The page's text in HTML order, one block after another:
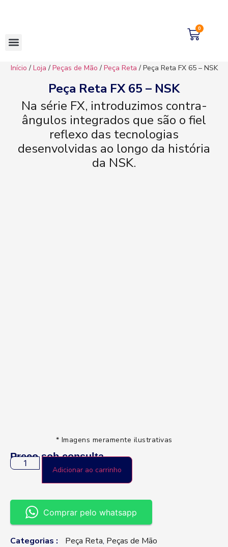
0
Início / Loja / Peças de Mão / Peça Reta / Peça Reta FX 65 – NSK
Peça Reta FX 65 – NSK
Na série FX, introduzimos contra-
ângulos integrados que são o fiel
reflexo das tecnologias
desenvolvidas ao longo da história
da NSK.
* Imagens meramente ilustrativas
Preço sob consulta
Adicionar ao carrinho
Comprar pelo whatsapp
Categorias : Peça Reta, Peças de Mão